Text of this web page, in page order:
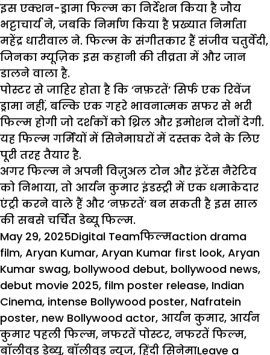
इस एक्शन-ड्रामा फिल्म का निर्देशन किया है जौय
भट्टाचार्य ने, जबकि निर्माण किया है प्रख्यात निर्माता
महेंद्र धारीवाल ने. फिल्म के संगीतकार हैं संजीव चतुर्वेदी,
जिनका म्यूज़िक इस कहानी की तीव्रता में और जान
डालने वाला है.
पोस्टर से जाहिर होता है कि ‘नफ़रतें’ सिर्फ एक रिवेंज
ड्रामा नहीं, बल्कि एक गहरे भावनात्मक सफर से भरी
फिल्म होगी जो दर्शकों को थ्रिल और इमोशन दोनों देगी.
यह फिल्म गर्मियों में सिनेमाघरों में दस्तक देने के लिए
पूरी तरह तैयार है.
अगर फिल्म ने अपनी विज़ुअल टोन और इंटेंस नैरेटिव
को निभाया, तो आर्यन कुमार इंडस्ट्री में एक धमाकेदार
एंट्री करने वाले हैं और ‘नफ़रतें’ बन सकती है इस साल
की सबसे चर्चित डेब्यू फिल्म.
Posted
on
May 29, 2025Author
Digital TeamCategories
फिल्मTags
action drama
film, Aryan Kumar, Aryan Kumar first look, Aryan
Kumar swag, bollywood debut, bollywood news,
debut movie 2025, film poster release, Indian
Cinema, intense Bollywood poster, Nafratein
poster, new Bollywood actor, आर्यन कुमार, आर्यन
कुमार पहली फिल्म, नफरतें पोस्टर, नफरतें फिल्म,
बॉलीवुड डेब्यू, बॉलीवुड न्यूज, हिंदी सिनेमाLeave a